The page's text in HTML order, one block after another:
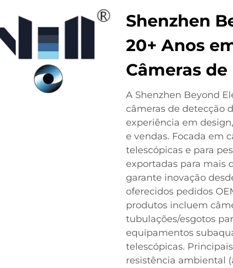
Shenzhen
20+ Anos
Câmeras
A Shenzhen Beyond
câmeras de detecção
experiência em
e vendas. Focada em
telescópicas e para
exportadas para mais
garante inovação
oferecidos pedidos
produtos incluem
tubulações/esgotos
equipamentos
telescópicas.
resistência ambiental